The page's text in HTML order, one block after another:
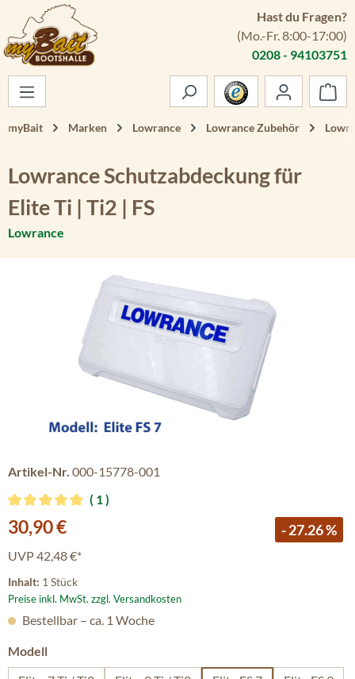
Zum Hauptinhalt springen
Hast du Fragen?
(Mo.-Fr. 8:00-17:00)
0208 - 94103751
myBait Marken Lowrance Lowrance Zubehör
Lowrance Schutzabdeckung für
Elite Ti | Ti2 | FS
Lowrance
Artikel-Nr. 000-15778-001
Durchschnittliche Bewertung von 5 von 5 Sternen
1
Verkaufspreis:
30,90 € - 27.26 %
UVP42,48 €*
Inhalt: 1 Stück
Preise inkl. MwSt. zzgl. Versandkosten
Bestellbar – ca. 1 Woche
Modellauswählen